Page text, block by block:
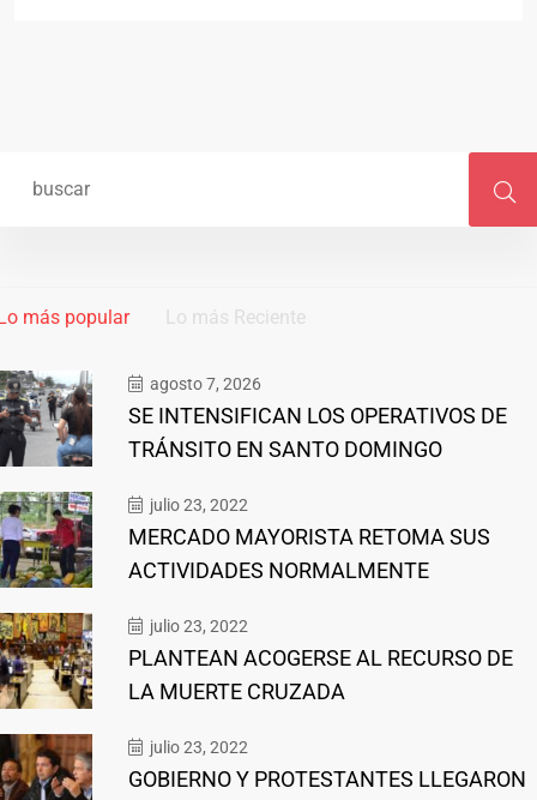
más popular Lo más Reciente
agosto 7, 2026
SE INTENSIFICAN LOS OPERATIVOS DE
TRÁNSITO EN SANTO DOMINGO
julio 23, 2022
MERCADO MAYORISTA RETOMA SUS
ACTIVIDADES NORMALMENTE
julio 23, 2022
PLANTEAN ACOGERSE AL RECURSO DE
LA MUERTE CRUZADA
julio 23, 2022
GOBIERNO Y PROTESTANTES LLEGARON